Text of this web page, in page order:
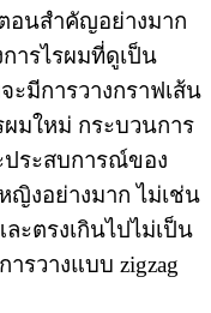
อนสำคัญอย่างมาก
ารไรผมที่ดูเป็น
ะมีการวางกราฟเส้น
ผมใหม่ กระบวนการ
ระสบการณ์ของ
ญิงอย่างมาก ไม่เช่น
ะตรงเกินไปไม่เป็น
รวางแบบ zigzag